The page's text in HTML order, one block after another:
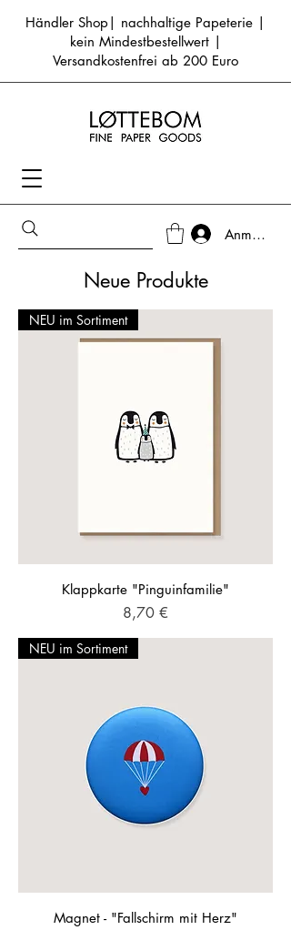
Anmelden
Händler Shop| nachhaltige Papeterie |
kein Mindestbestellwert |
Versandkostenfrei ab 200 Euro
Neue Produkte
NEU im Sortiment
Klappkarte "Pinguinfamilie"
Preis
8,70 €
NEU im Sortiment
Magnet - "Fallschirm mit Herz"